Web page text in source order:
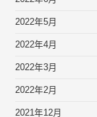
2022年5月
2022年4月
2022年3月
2022年2月
2021年12月